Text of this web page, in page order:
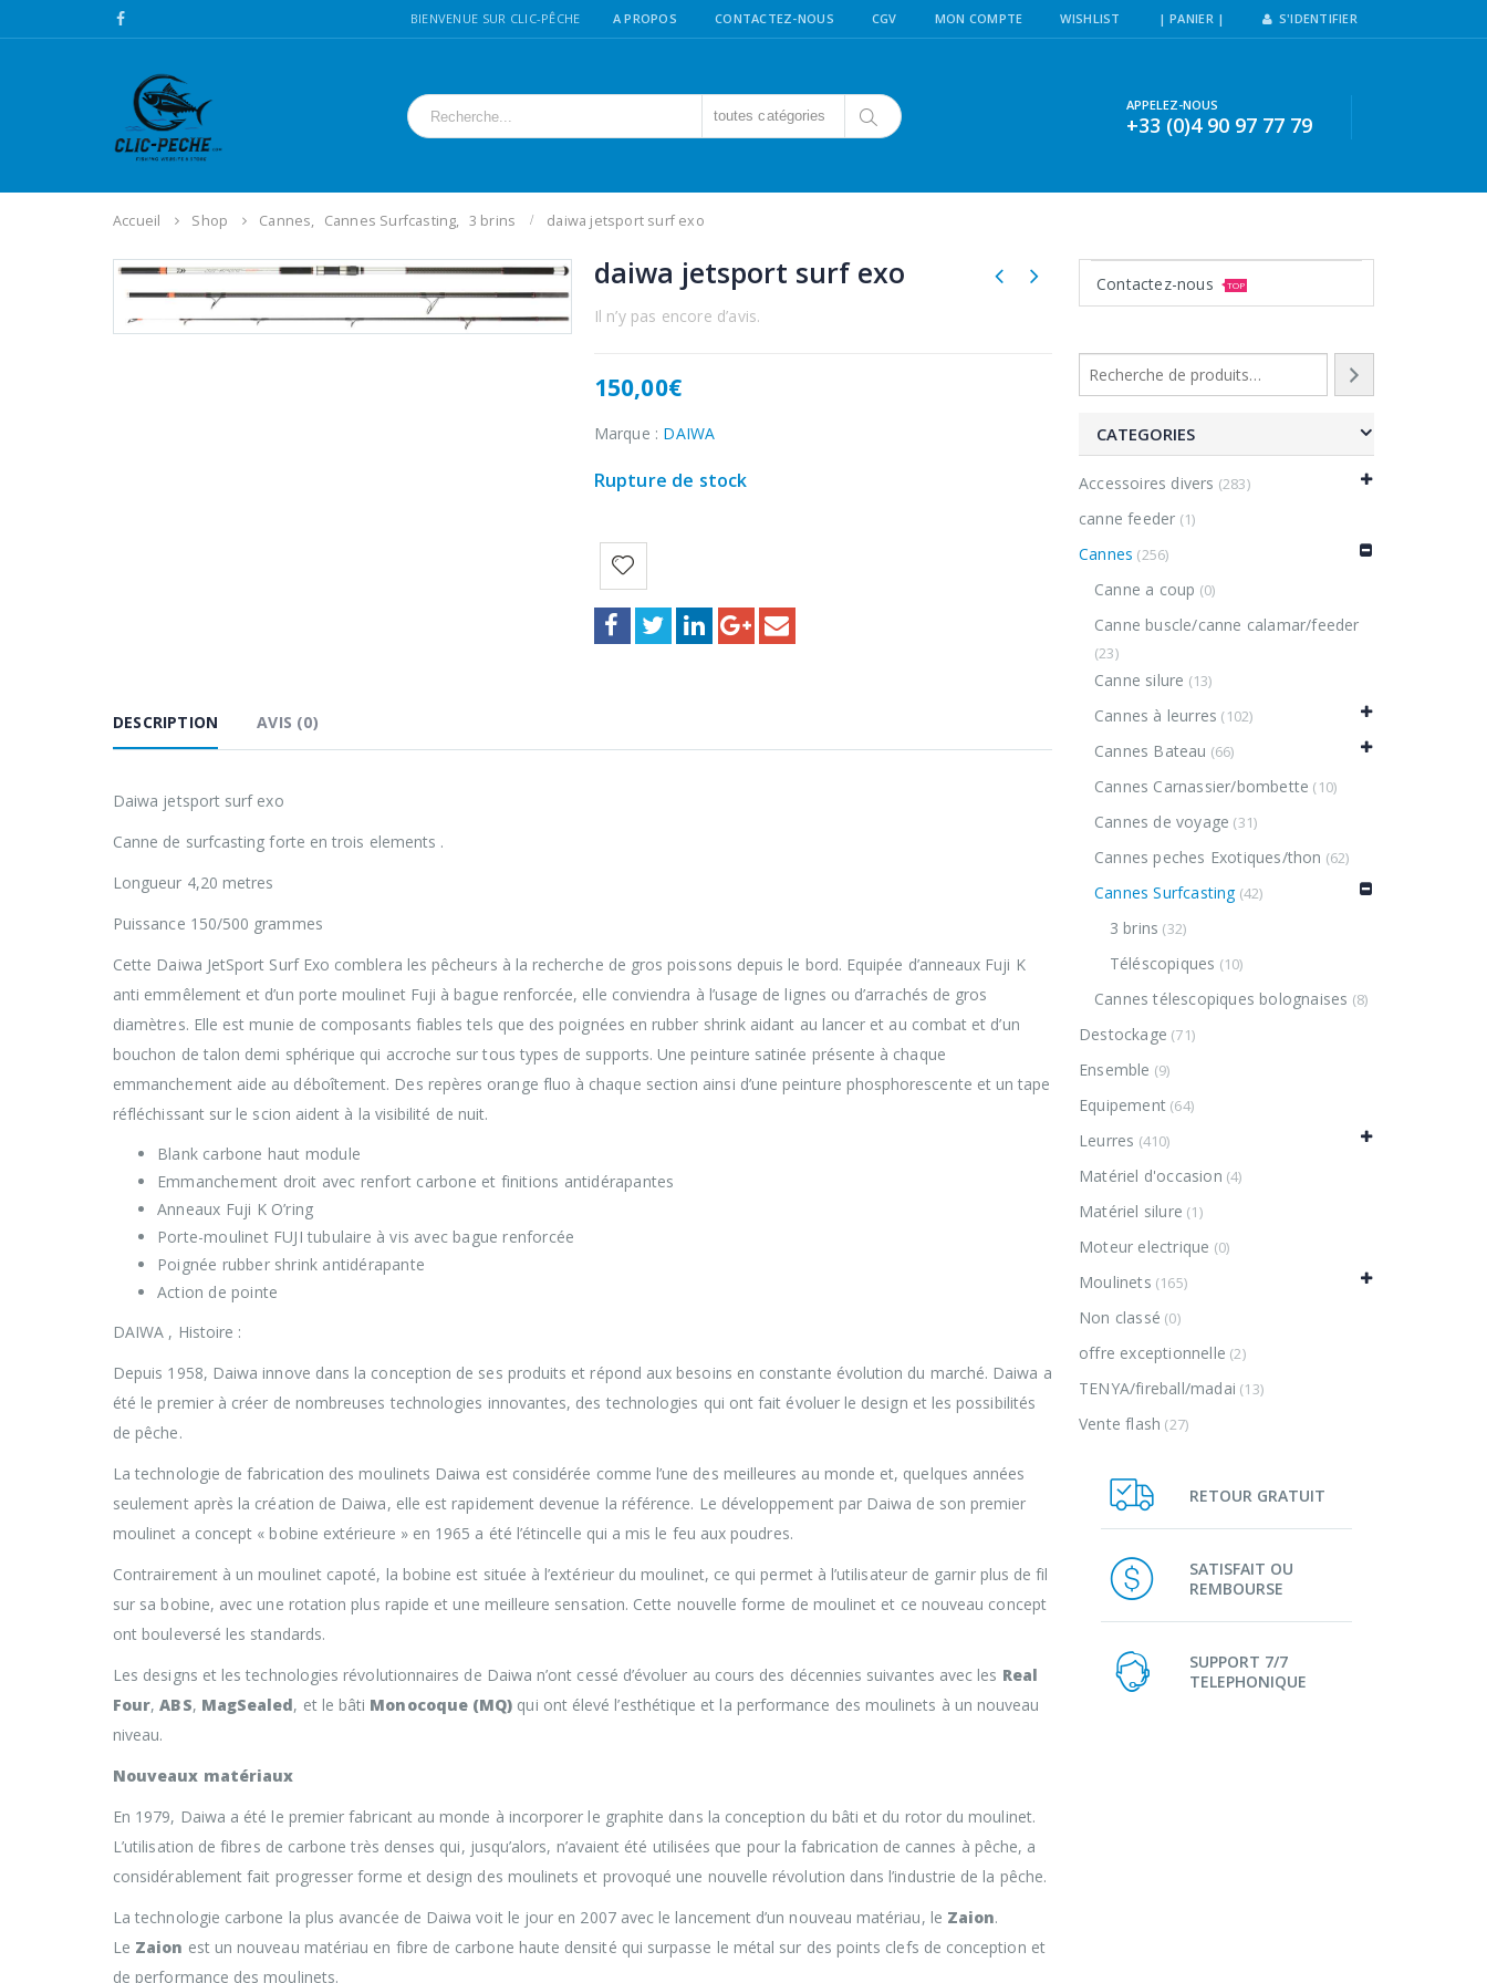
BIENVENUE SUR CLIC-PÊCHE A PROPOS CONTACTEZ-NOUS CGV MON COMPTE WISHLIST | PANIER | S'IDENTIFIER
toutes catégories
APPELEZ-NOUS
+33 (0)4 90 97 77 79
Accueil Shop Cannes, Cannes Surfcasting, 3 brins daiwa jetsport surf exo
daiwa jetsport surf exo
Il n’y pas encore d’avis.
150,00€
Marque : DAIWA
Rupture de stock
DESCRIPTION AVIS (0)
Daiwa jetsport surf exo
Canne de surfcasting forte en trois elements .
Longueur 4,20 metres
Puissance 150/500 grammes
Cette Daiwa JetSport Surf Exo comblera les pêcheurs à la recherche de gros poissons depuis le bord. Equipée d’anneaux Fuji K
anti emmêlement et d’un porte moulinet Fuji à bague renforcée, elle conviendra à l’usage de lignes ou d’arrachés de gros
diamètres. Elle est munie de composants fiables tels que des poignées en rubber shrink aidant au lancer et au combat et d’un
bouchon de talon demi sphérique qui accroche sur tous types de supports. Une peinture satinée présente à chaque
emmanchement aide au déboîtement. Des repères orange fluo à chaque section ainsi d’une peinture phosphorescente et un tape
réfléchissant sur le scion aident à la visibilité de nuit.
Blank carbone haut module
Emmanchement droit avec renfort carbone et finitions antidérapantes
Anneaux Fuji K O’ring
Porte-moulinet FUJI tubulaire à vis avec bague renforcée
Poignée rubber shrink antidérapante
Action de pointe
DAIWA , Histoire :
Depuis 1958, Daiwa innove dans la conception de ses produits et répond aux besoins en constante évolution du marché. Daiwa a
été le premier à créer de nombreuses technologies innovantes, des technologies qui ont fait évoluer le design et les possibilités
de pêche.
La technologie de fabrication des moulinets Daiwa est considérée comme l’une des meilleures au monde et, quelques années
seulement après la création de Daiwa, elle est rapidement devenue la référence. Le développement par Daiwa de son premier
moulinet a concept « bobine extérieure » en 1965 a été l’étincelle qui a mis le feu aux poudres.
Contrairement à un moulinet capoté, la bobine est située à l’extérieur du moulinet, ce qui permet à l’utilisateur de garnir plus de fil
sur sa bobine, avec une rotation plus rapide et une meilleure sensation. Cette nouvelle forme de moulinet et ce nouveau concept
ont bouleversé les standards.
Les designs et les technologies révolutionnaires de Daiwa n’ont cessé d’évoluer au cours des décennies suivantes avec les Real
Four,ABS, MagSealed, et le bâti Monocoque (MQ) qui ont élevé l’esthétique et la performance des moulinets à un nouveau
niveau.
Nouveaux matériaux
En 1979, Daiwa a été le premier fabricant au monde à incorporer le graphite dans la conception du bâti et du rotor du moulinet.
L’utilisation de fibres de carbone très denses qui, jusqu’alors, n’avaient été utilisées que pour la fabrication de cannes à pêche, a
considérablement fait progresser forme et design des moulinets et provoqué une nouvelle révolution dans l’industrie de la pêche.
La technologie carbone la plus avancée de Daiwa voit le jour en 2007 avec le lancement d’un nouveau matériau, le Zaion.
Le Zaion est un nouveau matériau en fibre de carbone haute densité qui surpasse le métal sur des points clefs de conception et
de performance des moulinets.
Contactez-nous TOP
CATEGORIES
Accessoires divers (283)
canne feeder (1)
Cannes (256)
Canne a coup (0)
Canne buscle/canne calamar/feeder
(23)
Canne silure (13)
Cannes à leurres (102)
Cannes Bateau (66)
Cannes Carnassier/bombette (10)
Cannes de voyage (31)
Cannes peches Exotiques/thon (62)
Cannes Surfcasting (42)
3 brins (32)
Téléscopiques (10)
Cannes télescopiques bolognaises (8)
Destockage (71)
Ensemble (9)
Equipement (64)
Leurres (410)
Matériel d'occasion (4)
Matériel silure (1)
Moteur electrique (0)
Moulinets (165)
Non classé (0)
offre exceptionnelle (2)
TENYA/fireball/madai (13)
Vente flash (27)
RETOUR GRATUIT
SATISFAIT OU
REMBOURSE
SUPPORT 7/7
TELEPHONIQUE